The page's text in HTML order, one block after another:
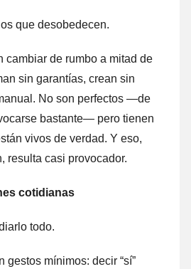
que desobedecen.
cambiar de rumbo a mitad de
sin garantías, crean sin
No son perfectos —de
bastante— pero tienen
vivos de verdad. Y eso,
resulta casi provocador.
cotidianas
todo.
gestos mínimos: decir “sí”